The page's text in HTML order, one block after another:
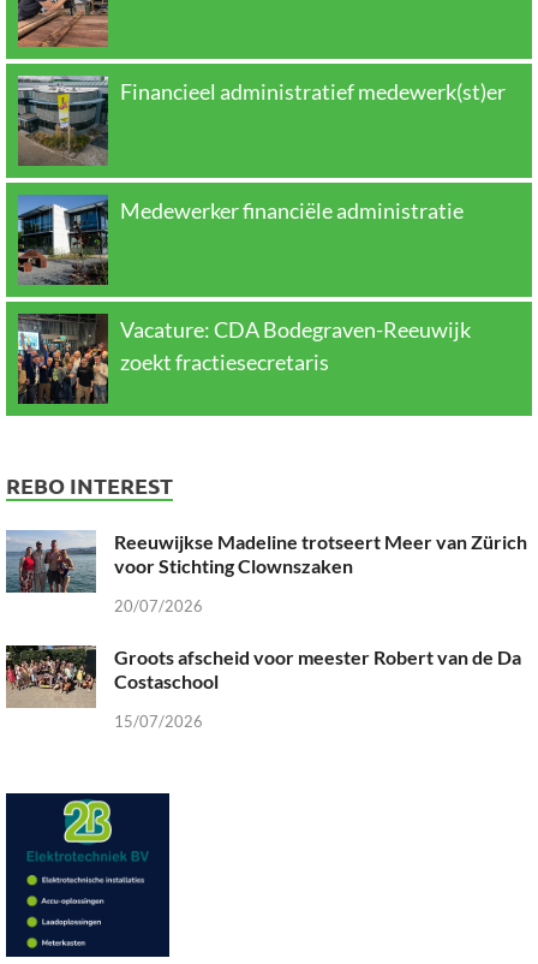
Financieel administratief medewerk(st)er
Medewerker financiële administratie
Vacature: CDA Bodegraven-Reeuwijk
zoekt fractiesecretaris
REBO INTEREST
Reeuwijkse Madeline trotseert Meer van Zürich
voor Stichting Clownszaken
20/07/2026
Groots afscheid voor meester Robert van de Da
Costaschool
15/07/2026